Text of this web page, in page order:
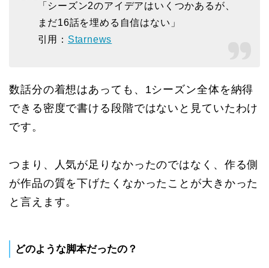
「シーズン2のアイデアはいくつかあるが、
まだ16話を埋める自信はない」
引用： Starnews
数話分の着想はあっても、1シーズン全体を納得
できる密度で書ける段階ではないと見ていたわけ
です。
つまり、人気が足りなかったのではなく、作る側
が作品の質を下げたくなかったことが大きかった
と言えます。
どのような脚本だったの？